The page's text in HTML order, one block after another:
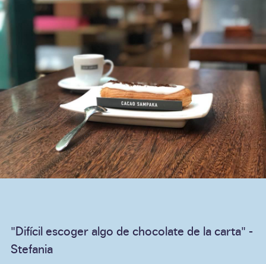
"Difícil escoger algo de chocolate de la carta" -
Stefania